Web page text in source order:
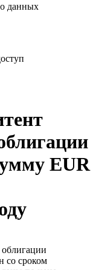
данных
EUR
со сроком